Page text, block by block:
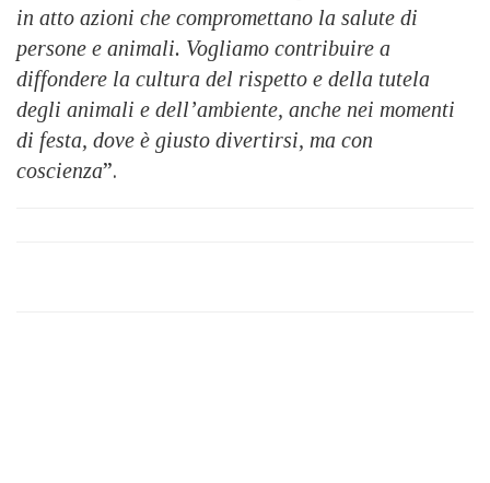
in atto azioni che compromettano la salute di
persone e animali. Vogliamo contribuire a
diffondere la cultura del rispetto e della tutela
degli animali e dell’ambiente, anche nei momenti
di festa, dove è giusto divertirsi, ma con
coscienza”.